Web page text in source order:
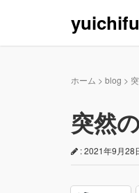
ホーム > blog >
突然
: 2021年9月28